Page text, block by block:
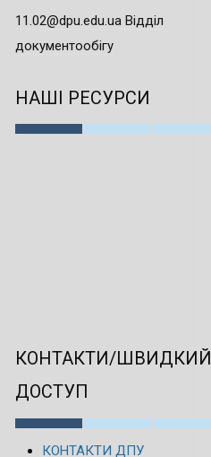
11.02@dpu.edu.ua Відділ
документообігу
НАШІ РЕСУРСИ
КОНТАКТИ/ШВИДКИЙ
ДОСТУП
КОНТАКТИ ДПУ